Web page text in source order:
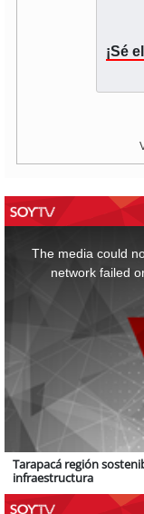
¡Sé
The media could
network failed
Tarapacá región
infraestructura